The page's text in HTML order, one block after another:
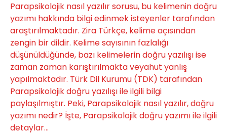
Parapsikolojik nasıl yazılır sorusu, bu kelimenin doğru
yazımı hakkında bilgi edinmek isteyenler tarafından
araştırılmaktadır. Zira Türkçe, kelime açısından
zengin bir dildir. Kelime sayısının fazlalığı
düşünüldüğünde, bazı kelimelerin doğru yazılışı ise
zaman zaman karıştırılmakta veyahut yanlış
yapılmaktadır. Türk Dil Kurumu (TDK) tarafından
Parapsikolojik doğru yazılışı ile ilgili bilgi
paylaşılmıştır. Peki, Parapsikolojik nasıl yazılır, doğru
yazımı nedir? İşte, Parapsikolojik doğru yazımı ile ilgili
detaylar...